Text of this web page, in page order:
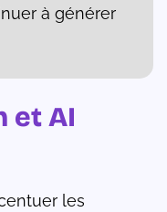
à générer
et AI
les